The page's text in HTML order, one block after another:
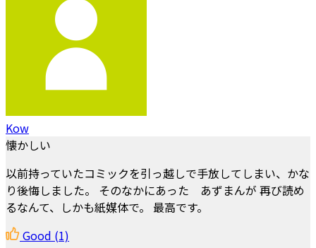
Kow
懐かしい
以前持っていたコミックを引っ越しで手放してしまい、かな
り後悔しました。 そのなかにあった あずまんが 再び読め
るなんて、しかも紙媒体で。 最高です。
Good (1)